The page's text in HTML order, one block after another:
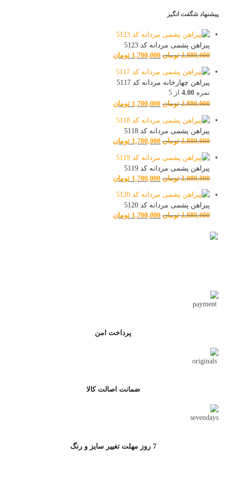
پیشنهاد شگفت انگیز
پیراهن پشمی مردانه کد 5123
2,880,000 تومان 1,700,000 تومان
پیراهن چهارخانه مردانه کد 5117
نمره 4.00 از 5
2,880,000 تومان 1,700,000 تومان
پیراهن پشمی مردانه کد 5118
2,880,000 تومان 1,700,000 تومان
پیراهن پشمی مردانه کد 5119
2,880,000 تومان 1,700,000 تومان
پیراهن پشمی مردانه کد 5120
2,880,000 تومان 1,700,000 تومان
پرداخت امن
ضمانت اصالت کالا
7 روز مهلت تغییر سایز و رنگ